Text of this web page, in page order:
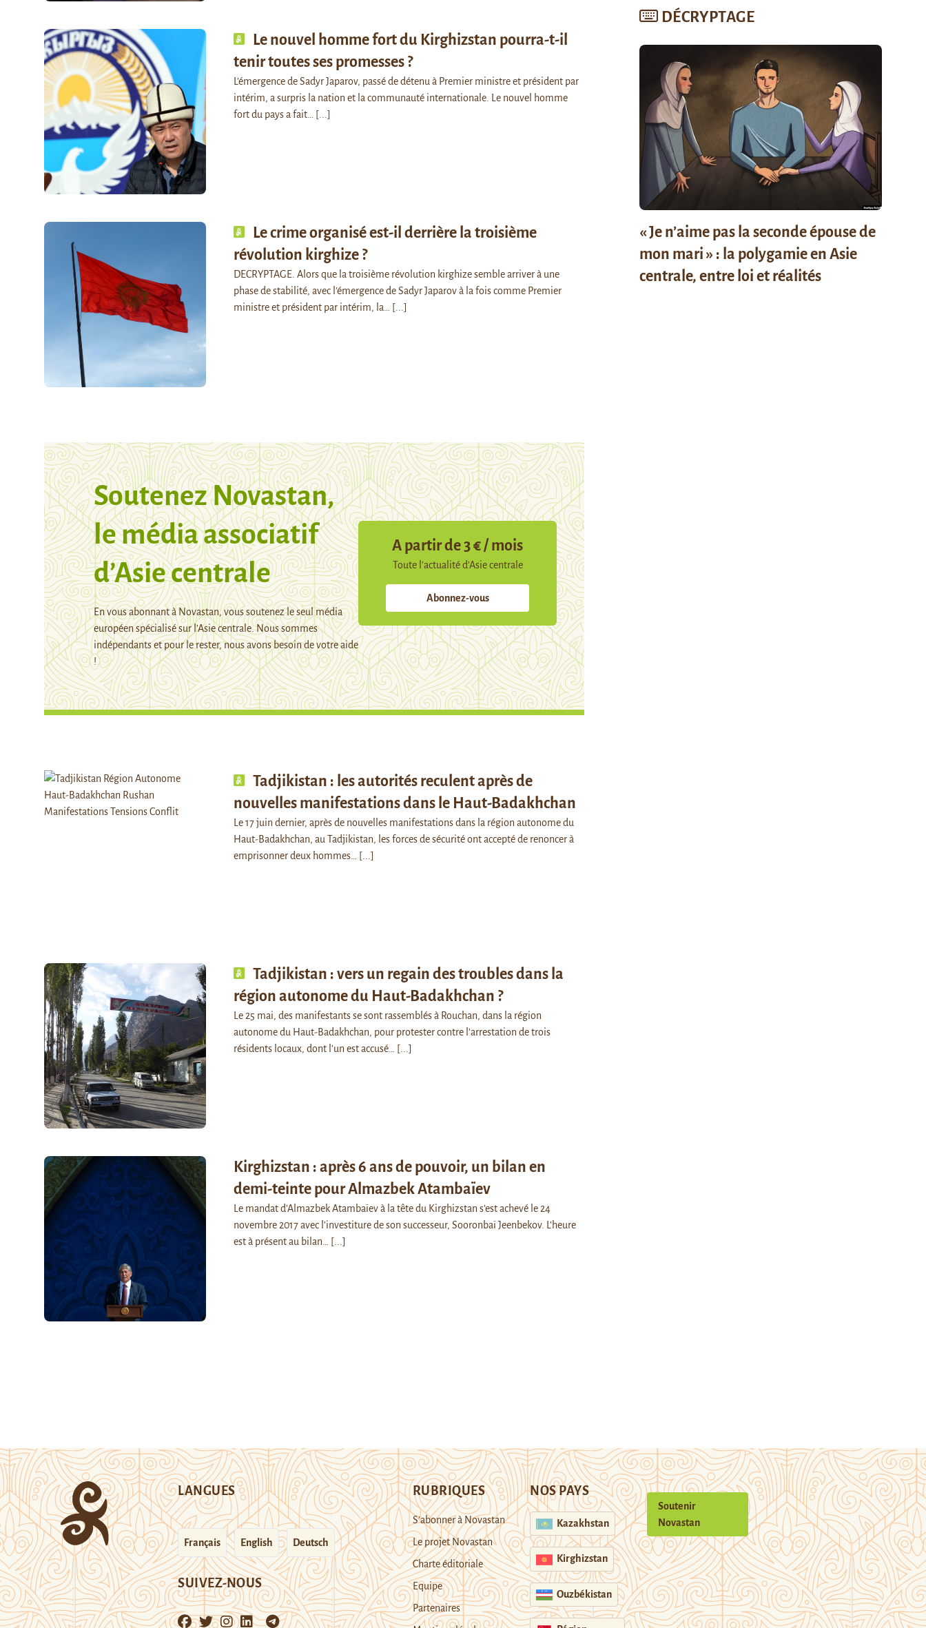
Le nouvel homme fort du Kirghizstan pourra-t-il
tenir toutes ses promesses ?
L’émergence de Sadyr Japarov, passé de détenu à Premier ministre et président par
intérim, a surpris la nation et la communauté internationale. Le nouvel homme
fort du pays a fait…
[...]
Le crime organisé est-il derrière la troisième
révolution kirghize ?
DECRYPTAGE. Alors que la troisième révolution kirghize semble arriver à une
phase de stabilité, avec l’émergence de Sadyr Japarov à la fois comme Premier
ministre et président par intérim, la…
[...]
Soutenez Novastan,
le média associatif
d’Asie centrale
En vous abonnant à Novastan, vous soutenez le seul média
européen spécialisé sur l’Asie centrale. Nous sommes
indépendants et pour le rester, nous avons besoin de votre aide
!
A partir de 3 € / mois
Toute l’actualité d’Asie centrale
Abonnez-vous
Tadjikistan : les autorités reculent après de
nouvelles manifestations dans le Haut-Badakhchan
Le 17 juin dernier, après de nouvelles manifestations dans la région autonome du
Haut-Badakhchan, au Tadjikistan, les forces de sécurité ont accepté de renoncer à
emprisonner deux hommes…
[...]
Tadjikistan : vers un regain des troubles dans la
région autonome du Haut-Badakhchan ?
Le 25 mai, des manifestants se sont rassemblés à Rouchan, dans la région
autonome du Haut-Badakhchan, pour protester contre l’arrestation de trois
résidents locaux, dont l’un est accusé…
[...]
Kirghizstan : après 6 ans de pouvoir, un bilan en
demi-teinte pour Almazbek Atambaïev
Le mandat d’Almazbek Atambaïev à la tête du Kirghizstan s’est achevé le 24
novembre 2017 avec l’investiture de son successeur, Sooronbaï Jeenbekov. L’heure
est à présent au bilan…
[...]
DÉCRYPTAGE
« Je n’aime pas la seconde épouse de
mon mari » : la polygamie en Asie
centrale, entre loi et réalités
LANGUES
Français English Deutsch
SUIVEZ-NOUS
RUBRIQUES
S’abonner à Novastan
Le projet Novastan
Charte éditoriale
Equipe
Partenaires
NOS PAYS
Kazakhstan
Kirghizstan
Ouzbékistan
Soutenir
Novastan